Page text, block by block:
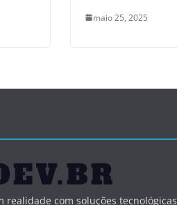
maio 25, 2025
realidade com soluções tecnológicas